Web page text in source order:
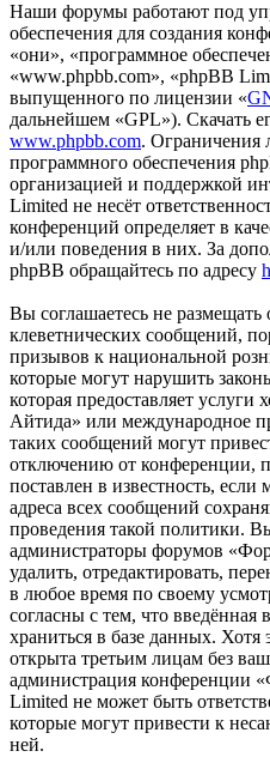
Наши форумы работают под
обеспечения для создания
«они», «программное
«www.phpbb.com», «phpBB
выпущенного по лицензии «
дальнейшем «GPL»). Скачать
www.phpbb.com. Ограничения
программного обеспечения
организацией и поддержкой
Limited не несёт
конференций определяет в
и/или поведения в них. За
phpBB обращайтесь по адресу
Вы соглашаетесь не
клеветнических сообщений,
призывов к национальной
которые могут нарушить
которая предоставляет
Айтида» или международное
таких сообщений могут
отключению от конференции,
поставлен в известность,
адреса всех сообщений
проведения такой политики.
администраторы форумов
удалить, отредактировать,
в любое время по своему
согласны с тем, что введённая
храниться в базе данных. Хотя
открыта третьим лицам без
администрация конференции
Limited не может быть
которые могут привести к
ней.